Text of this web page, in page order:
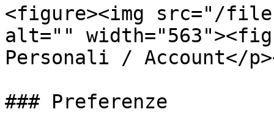
<figure><img src="/
alt=""
Personali / Account</
### Preferenze